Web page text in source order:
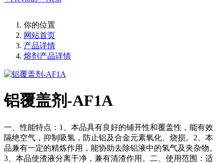
你的位置
网站首页
产品详情
熔剂产品详情
铝覆盖剂-AF1A
一、性能特点：1、本品具有良好的铺开性和覆盖性，能有效
隔绝空气，抑制吸氢，防止铝及合金元素氧化、烧损。2、本
品兼有一定的精炼作用，能协助去除铝液中的氢气及夹杂物。
3、本品使渣液分离干净，兼有清渣作用。二、使用范围：适